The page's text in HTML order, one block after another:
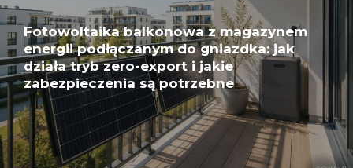
Fotowoltaika balkonowa z magazynem
energii podłączanym do gniazdka: jak
działa tryb zero-export i jakie
zabezpieczenia są potrzebne